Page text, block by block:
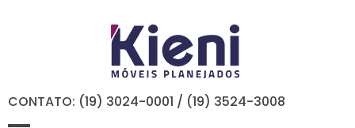
CONTATO: (19) 3024-0001 / (19) 3524-3008